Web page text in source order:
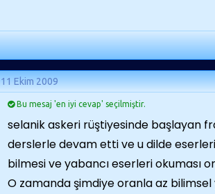
11 Ekim 2009
Bu mesaj 'en iyi cevap' seçilmiştir.
selanik askeri rüştiyesinde başlayan
derslerle devam etti ve u dilde
bilmesi ve yabancı eserleri okuması
O zamanda şimdiye oranla az